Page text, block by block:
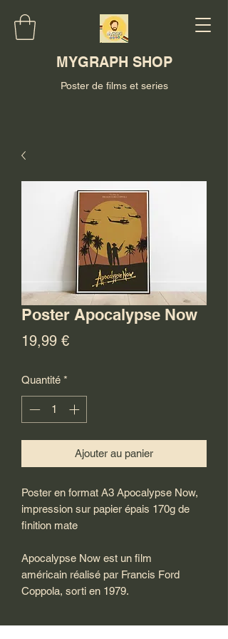
MYGRAPH SHOP
Poster de films et series
Poster Apocalypse Now
19,99 €Prix
Quantité *
Ajouter au panier
Poster en format A3 Apocalypse Now,
impression sur papier épais 170g de
finition mate
Apocalypse Now est un film
américain réalisé par Francis Ford
Coppola, sorti en 1979.